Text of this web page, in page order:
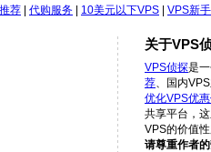
荐 代购服务 10美元以下VPS VPS新
关于VPS
VPS侦探是
荐 、国内
优化VPS优
共享平台，
VPS的价值
请尊重作者